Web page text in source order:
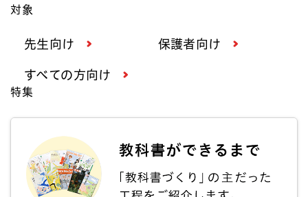
対象
先生向け 保護者向け
すべての方向け
特集